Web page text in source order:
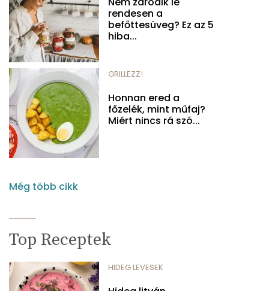
rendesen a
befőttesüveg? Ez az 5
hiba...
GRILLEZZ!
Honnan ered a
főzelék, mint műfaj?
Miért nincs rá szó...
Még több cikk
Top Receptek
HIDEG LEVESEK